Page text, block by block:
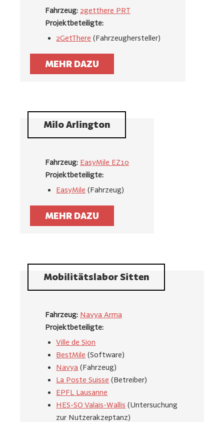
Fahrzeug: 2getthere PRT
Projektbeteiligte:
2GetThere (Fahrzeughersteller)
MEHR DAZU
Milo Arlington
Fahrzeug: EasyMile EZ10
Projektbeteiligte:
EasyMile (Fahrzeug)
MEHR DAZU
Mobilitätslabor Sitten
Fahrzeug: Navya Arma
Projektbeteiligte:
Ville de Sion
BestMile (Software)
Navya (Fahrzeug)
La Poste Suisse (Betreiber)
EPFL Lausanne
HES-SO Valais-Wallis (Untersuchung
zur Nutzerakzeptanz)